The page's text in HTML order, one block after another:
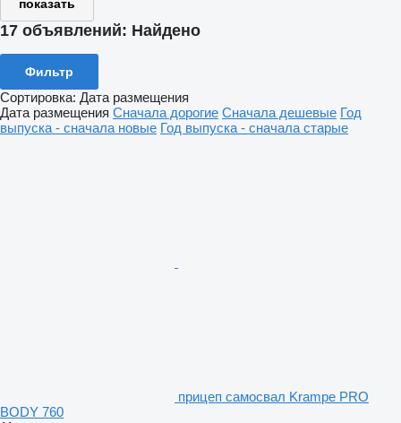
показать
17 объявлений: Найдено
Фильтр
Сортировка: Дата размещения
Дата размещения Сначала дорогие Сначала дешевые Год
выпуска - сначала новые Год выпуска - сначала старые
прицеп самосвал Krampe PRO
BODY 760